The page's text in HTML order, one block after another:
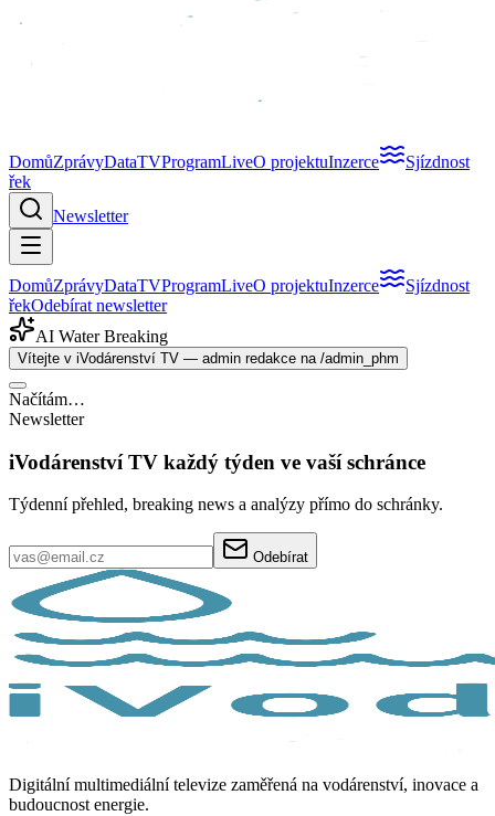
DomůZprávyDataTVProgramLiveO projektuInzerce
Sjízdnost
řek
Newsletter
DomůZprávyDataTVProgramLiveO projektuInzerce
Sjízdnost
řekOdebírat newsletter
AI Water Breaking
Vítejte v iVodárenství TV — admin redakce na /admin_phm
Načítám…
Newsletter
iVodárenství TV každý týden ve vaší schránce
Týdenní přehled, breaking news a analýzy přímo do schránky.
Odebírat
Digitální multimediální televize zaměřená na vodárenství, inovace a
budoucnost energie.